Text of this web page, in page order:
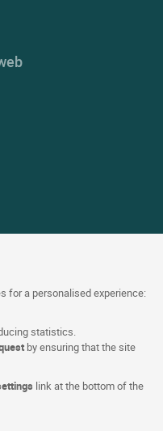
for a personalised experience:
statistics.
by ensuring that the site
link at the bottom of the